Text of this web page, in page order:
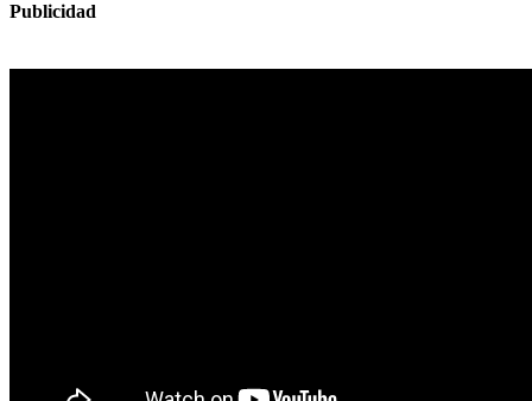
Publicidad